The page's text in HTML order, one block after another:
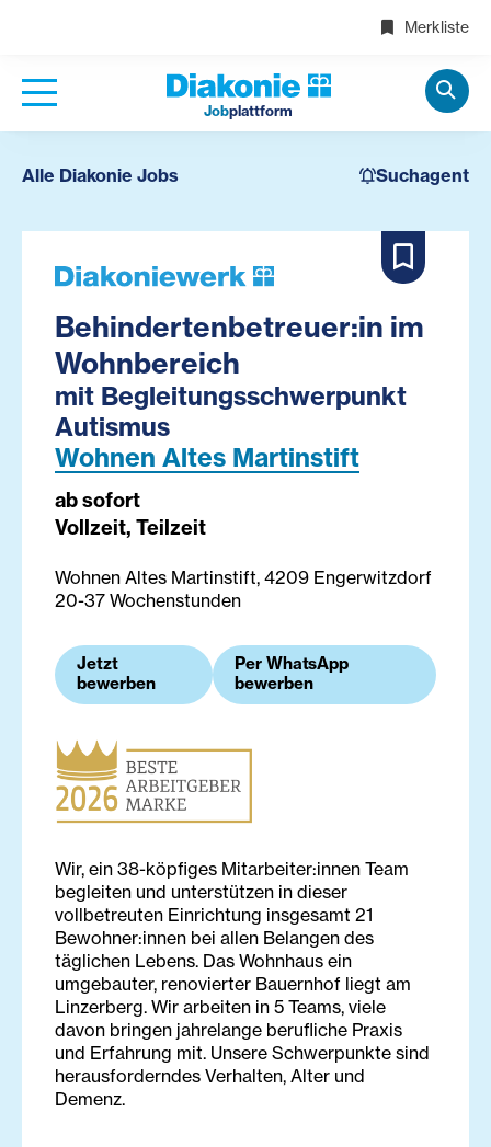
Merkliste
Jobplattform
Alle Diakonie Jobs Suchagent
Behindertenbetreuer:in im
Wohnbereich
mit Begleitungsschwerpunkt
Autismus
Wohnen Altes Martinstift
ab sofort
Vollzeit, Teilzeit
Wohnen Altes Martinstift, 4209 Engerwitzdorf
20-37 Wochenstunden
Jetzt
bewerben
Per WhatsApp
bewerben
Wir, ein 38-köpfiges Mitarbeiter:innen Team
begleiten und unterstützen in dieser
vollbetreuten Einrichtung insgesamt 21
Bewohner:innen bei allen Belangen des
täglichen Lebens. Das Wohnhaus ein
umgebauter, renovierter Bauernhof liegt am
Linzerberg. Wir arbeiten in 5 Teams, viele
davon bringen jahrelange berufliche Praxis
und Erfahrung mit. Unsere Schwerpunkte sind
herausforderndes Verhalten, Alter und
Demenz.